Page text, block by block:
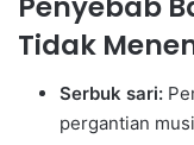
Tidak
Serbuk sari:
pergantian